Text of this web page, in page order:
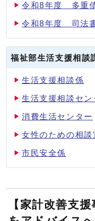
令和8年度 多重
令和8年度 司法
福祉部生活支援相談
生活支援相談係
生活支援相談セン
消費生活センター
女性のための相談
市民安全係
【家計改善支